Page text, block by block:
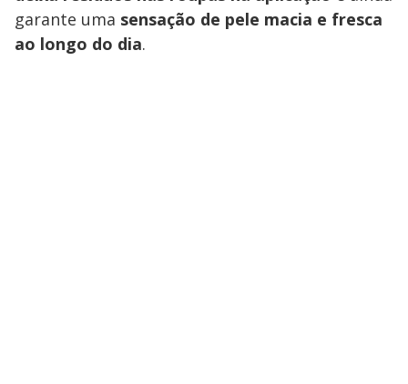
garante uma sensação de pele macia e fresca
ao longo do dia.